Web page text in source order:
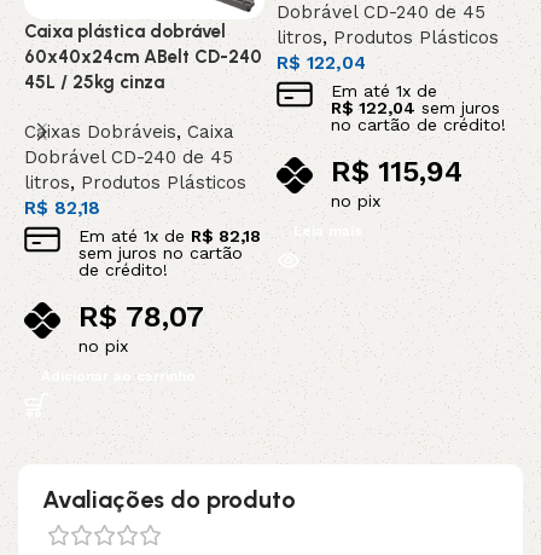
Caixa plástica dobrável
60x40x24cm ABelt CD-240
45L / 25kg cinza
Caixas Dobráveis, Caixa
Dobrável CD-240 de 45
litros, Produtos Plásticos
R$ 82,18
Em até1x deR$ 82,18
sem juros no cartão
de crédito!
R$78,07
no pix
Adicionar ao carrinho
Dobrável CD-240 de 45
litros, Produtos Plásticos
R$ 122,04
Em até 1x de
R$122,04 sem juros
no cartão de crédito!
R$115,94
no pix
Leia mais
Avaliações do produto